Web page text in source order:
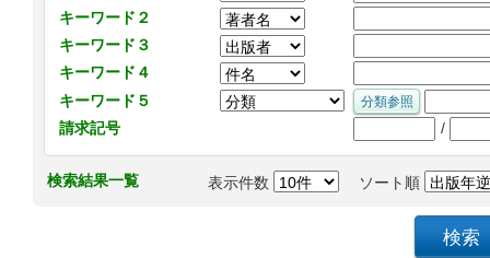
キーワード２
キーワード３
キーワード４
キーワード５
請求記号
/
検索結果一覧 表示件数 ソート順